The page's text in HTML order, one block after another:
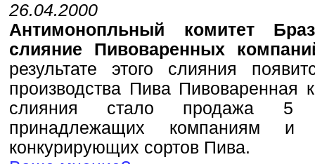
26.04.2000
Антимонопльный комитет
слияние Пивоваренных
результате этого слияния
производства Пива Пивоваренная
слияния стало продажа 5
принадлежащих компаниям и
конкурирующих сортов Пива.